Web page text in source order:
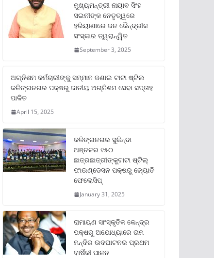
ମୁଖ୍ୟମନ୍ତ୍ରୀ ନାୟାବ ସିଂହ
ସଇନୀଙ୍କ ନେତୃତ୍ୱରେ
ହରିୟାଣାରେ ଜନ କୈନ୍ଦ୍ରୀକ
ସଂସ୍କାର ତ୍ୱରାନ୍ୱିତ
September 3, 2025
ଅଗ୍ନିଶମ କର୍ମଚାରୀଙ୍କୁ ସମ୍ମାନ ଜଣାଇ ଟାଟା ଷ୍ଟିଲ
କଳିଙ୍ଗନଗର ପକ୍ଷରୁ ଜାତୀୟ ଅଗ୍ନିଶମ ସେବା ସପ୍ତାହ
ପାଳିତ
April 15, 2025
କଳିଙ୍ଗନଗର ସୁକିନ୍ଦା
ଅଞ୍ଚଳର ୧୫୦
ଛାତ୍ରଛାତ୍ରୀଙ୍କୁଟାଟା ଷ୍ଟିଲ୍
ଫାଉଣ୍ଡେସନ ପକ୍ଷରୁ ଜ୍ୟୋତି
ଫେଲୋସିପ୍‌
January 31, 2025
ରାମାୟଣ ସାଂସ୍କୃତିକ କେନ୍ଦ୍ର
ପକ୍ଷରୁ ଅଯୋଧ୍ୟାରେ ରାମ
ମନ୍ଦିର ଉଦଘାଟନର ପ୍ରଥମ
ବାର୍ଷିକୀ ପାଳନ